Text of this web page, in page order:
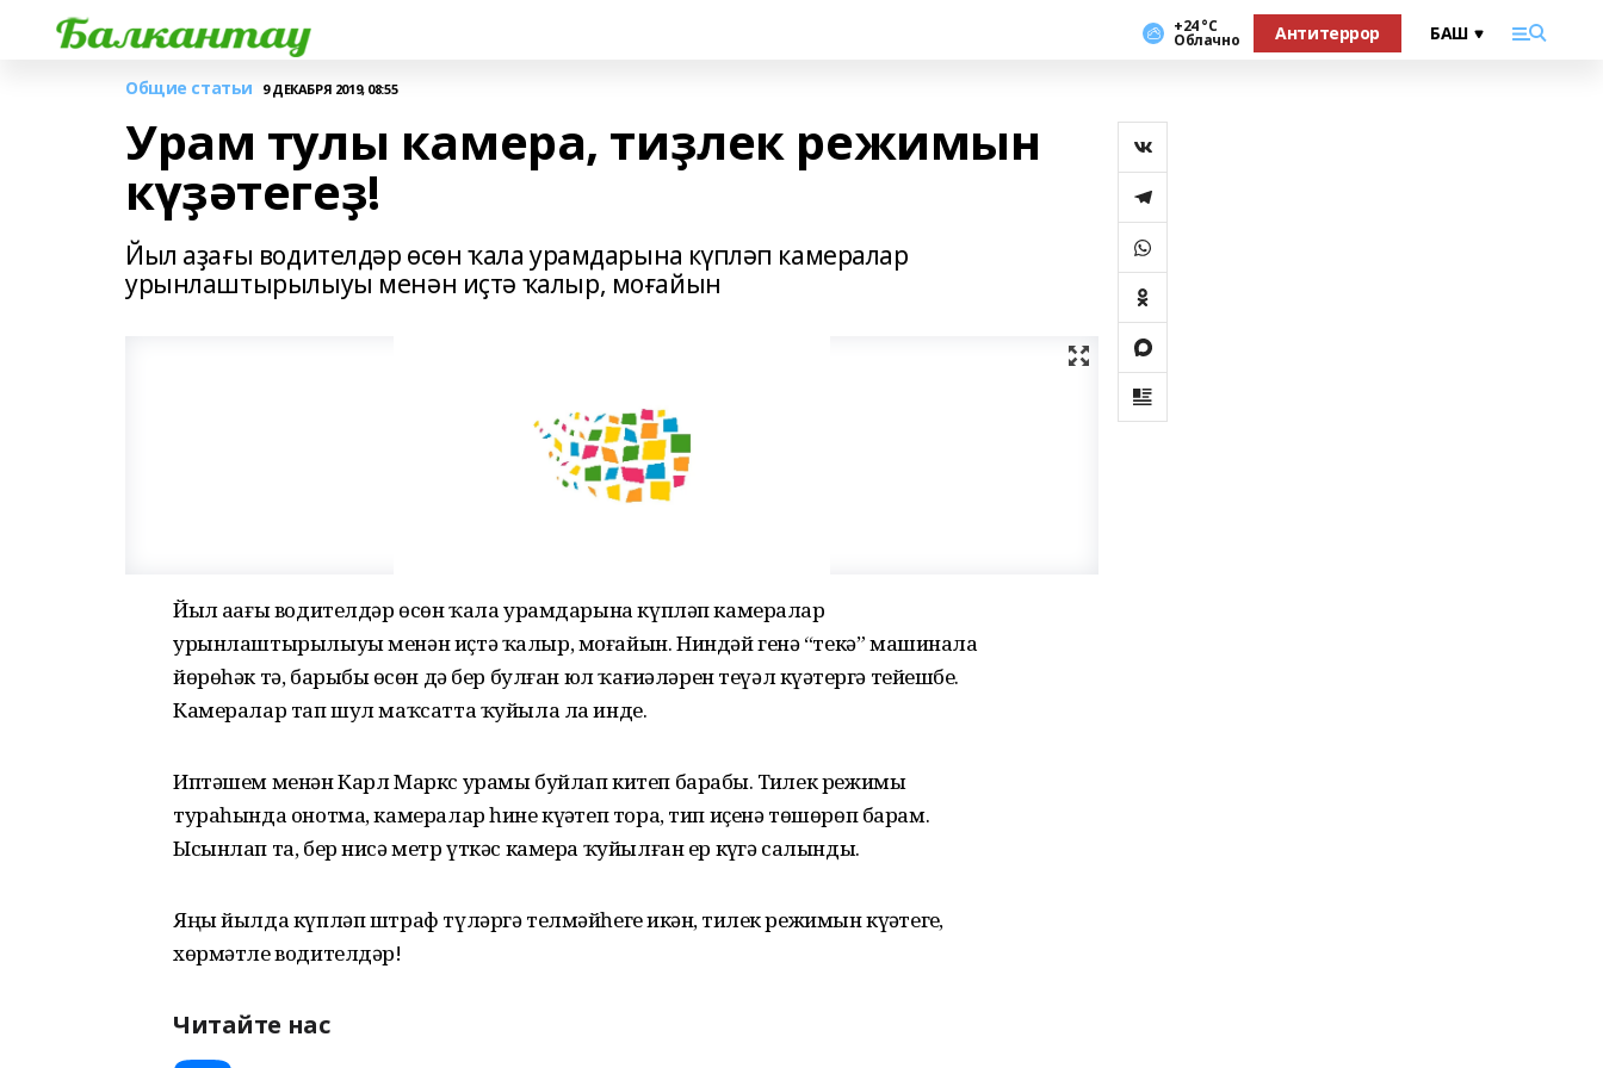
+24 °С
Облачно Антитеррор
Общие статьи 9 ДЕКАБРЯ 2019, 08:55
Урам тулы камера, тиҙлек режимын
күҙәтегеҙ!
Йыл аҙағы водителдәр өсөн ҡала урамдарына күпләп камералар
урынлаштырылыуы менән иҫтә ҡалыр, моғайын
Йыл аҙағы водителдәр өсөн ҡала урамдарына күпләп камералар
урынлаштырылыуы менән иҫтә ҡалыр, моғайын. Ниндәй генә “текә” машинала
йөрөһәк тә, барыбыҙ өсөн дә бер булған юл ҡағиҙәләрен теүәл күҙәтергә тейешбеҙ.
Камералар тап шул маҡсатта ҡуйыла ла инде.
Иптәшем менән Карл Маркс урамы буйлап китеп барабыҙ. Тиҙлек режимы
тураһында онотма, камералар һине күҙәтеп тора, тип иҫенә төшөрөп барам.
Ысынлап та, бер нисә метр үткәс камера ҡуйылған ер күҙгә салынды.
Яңы йылда күпләп штраф түләргә телмәйһегеҙ икән, тиҙлек режимын күҙәтегеҙ,
хөрмәтле водителдәр!
Читайте нас